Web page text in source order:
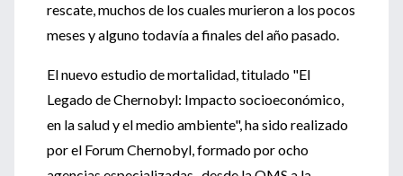
rescate, muchos de los cuales murieron a los pocos
meses y alguno todavía a finales del año pasado.
El nuevo estudio de mortalidad, titulado "El
Legado de Chernobyl: Impacto socioeconómico,
en la salud y el medio ambiente", ha sido realizado
por el Forum Chernobyl, formado por ocho